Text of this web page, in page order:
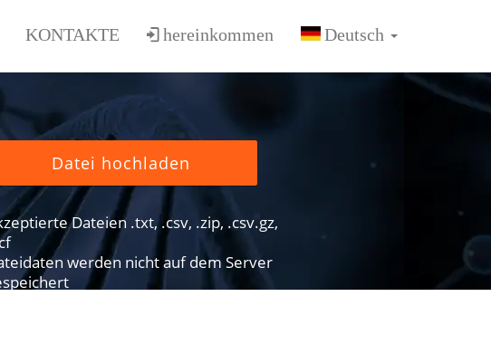
KONTAKTE hereinkommen
Datei hochladen
Dateien .txt, .csv, .zip, .csv.gz,
werden nicht auf dem Server